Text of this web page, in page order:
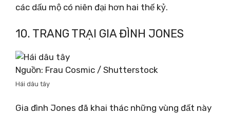
các dấu mộ có niên đại hơn hai thế kỷ.
10. TRANG TRẠI GIA ĐÌNH JONES
Nguồn: Frau Cosmic / Shutterstock
Hái dâu tây
Gia đình Jones đã khai thác những vùng đất này